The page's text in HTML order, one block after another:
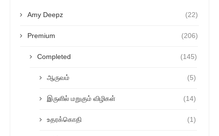
Amy Deepz (22)
Premium (206)
Completed (145)
ஆருவம் (5)
இருளில் மறுகும் விழிகள் (14)
உதரக்கொதி (1)